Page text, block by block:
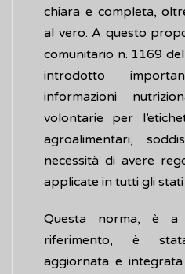
chiara e completa,
al vero. A questo
comunitario n. 1169
introdotto
informazioni
volontarie per
agroalimentari,
necessità di avere
applicate in tutti gli
Questa norma, è a
riferimento, è stata
aggiornata e